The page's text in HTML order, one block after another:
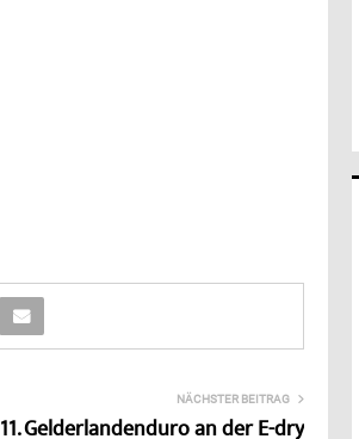
NÄCHSTER BEITRAG
11. Gelderlandenduro an der E-dry